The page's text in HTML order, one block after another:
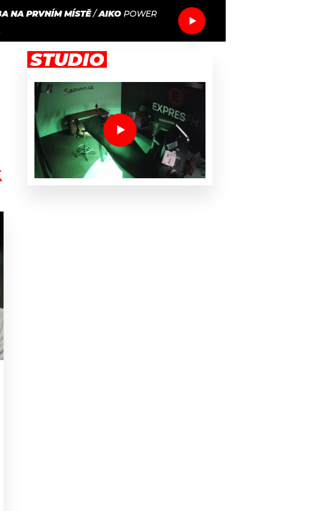
NA PRVNÍM MÍSTĚ/AIKO POWER
STUDIO